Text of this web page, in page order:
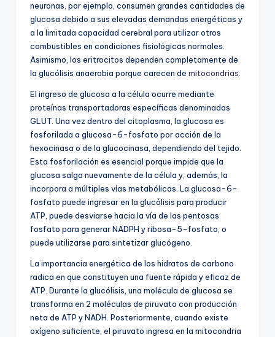
neuronas, por ejemplo, consumen grandes cantidades de
glucosa debido a sus elevadas demandas energéticas y
a la limitada capacidad cerebral para utilizar otros
combustibles en condiciones fisiológicas normales.
Asimismo, los eritrocitos dependen completamente de
la glucólisis anaerobia porque carecen de mitocondrias
El ingreso de glucosa a la célula ocurre mediante
proteínas transportadoras específicas denominadas
GLUT. Una vez dentro del citoplasma, la glucosa es
fosforilada a glucosa-6-fosfato por acción de la
hexocinasa o de la glucocinasa, dependiendo del tejido.
Esta fosforilación es esencial porque impide que la
glucosa salga nuevamente de la célula y, además, la
incorpora a múltiples vías metabólicas. La glucosa-6-
fosfato puede ingresar en la glucólisis para producir
ATP, puede desviarse hacia la vía de las pentosas
fosfato para generar NADPH y ribosa-5-fosfato, o
puede utilizarse para sintetizar glucógeno.
La importancia energética de los hidratos de carbono
radica en que constituyen una fuente rápida y eficaz de
ATP. Durante la glucólisis, una molécula de glucosa se
transforma en 2 moléculas de piruvato con producción
neta de ATP y NADH. Posteriormente, cuando existe
oxígeno suficiente, el piruvato ingresa en la mitocondria